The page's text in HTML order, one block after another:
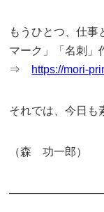
もうひとつ、仕事
マーク」「名刺」
⇒ https://mori-
それでは、今日も
（森 功一郎）